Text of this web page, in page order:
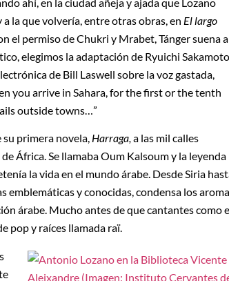
la que volvería, entre otras obras, en El largo
el permiso de Chukri y Mrabet, Tánger suena a
elegimos la adaptación de Ryuichi Sakamoto
de Bill Laswell sobre la voz gastada,
you arrive in Sahara, for the first or the tenth
outside towns…”
primera novela, Harraga,a las mil calles
África. Se llamaba Oum Kalsoum y la leyenda
la vida en el mundo árabe. Desde Siria
emblemáticas y conocidas, condensa los
árabe. Mucho antes de que cantantes como
pop y raíces llamada raï.